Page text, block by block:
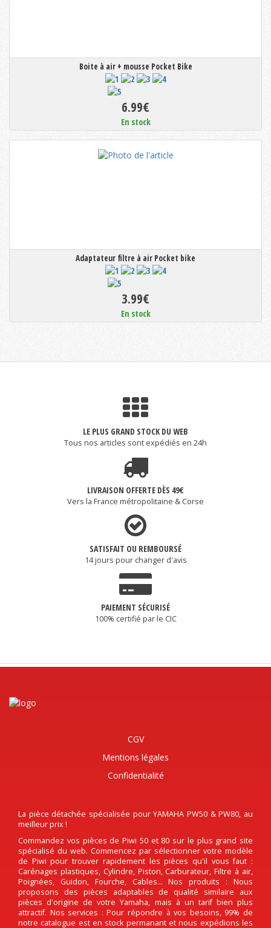
Boite à air + mousse Pocket Bike
6.99€
En stock
Adaptateur filtre à air Pocket bike
3.99€
En stock
LE PLUS GRAND STOCK DU WEB
Tous nos articles sont expédiés en 24h
LIVRAISON OFFERTE DÈS 49€
Vers la France métropolitaine & Corse
SATISFAIT OU REMBOURSÉ
14 jours pour changer d'avis
PAIEMENT SÉCURISÉ
100% certifié par le CIC
CGV
Mentions légales
Confidentialité
La pièce détachée spécialisée pour YAMAHA PW50 & PW80, au
meilleur prix !
Commandez vos pièces de Piwi 50 et 80 sur le plus grand site
spécialisé du web. Commencez par sélectionner votre modèle
de Piwi pour trouver rapidement les pièces qu'il vous faut :
Carénages plastiques, Cylindre, Piston, Carburateur, Filtre à air,
Poignées, Guidon, Fourche, Cables... Nos produits : Nous
proposons des pièces adaptables de qualité similaire aux
pièces d'origine de votre Yamaha, mais à un tarif bien plus
attractif. Nos services : Pour répondre à vos besoins, 99% de
notre catalogue est en stock permanant et nous expédions les